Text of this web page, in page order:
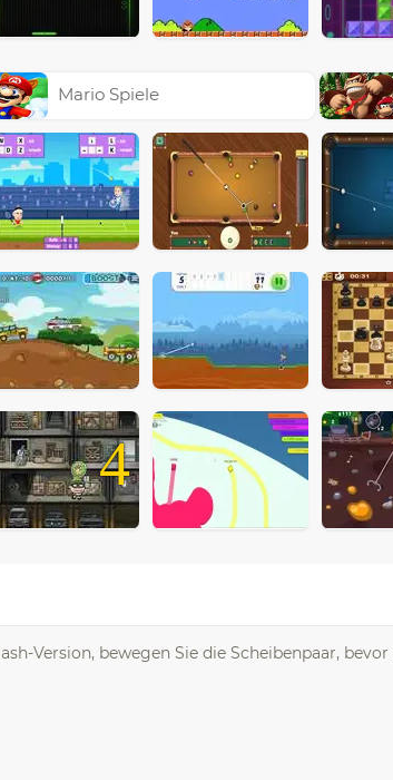
Mario Spiele
4
Version, bewegen Sie die Scheibenpaar,